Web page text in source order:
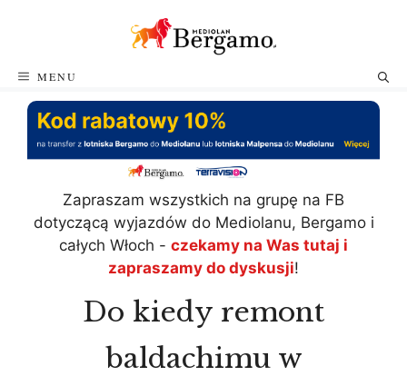
MENU
Zapraszam wszystkich na grupę na FB
dotyczącą wyjazdów do Mediolanu, Bergamo i
całych Włoch - czekamy na Was tutaj i
zapraszamy do dyskusji!
Do kiedy remont
baldachimu w